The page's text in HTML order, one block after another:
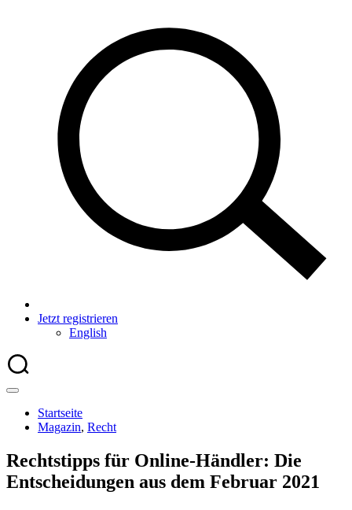
Jetzt registrieren
English
Startseite
Magazin, Recht
Rechtstipps für Online-Händler: Die
Entscheidungen aus dem Februar 2021